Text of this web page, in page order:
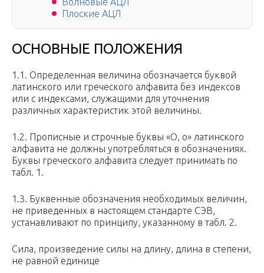
Плоские АЦЛ
ОСНОВНЫЕ ПОЛОЖЕНИЯ
1.1. Определенная величина обозначается буквой
латинского или греческого алфавита без индексов
или с индексами, служащими для уточнения
различных характеристик этой величины.
1.2. Прописные и строчные буквы «О, о» латинского
алфавита не должны употребляться в обозначениях.
Буквы греческого алфавита следует принимать по
табл. 1.
1.3. Буквенные обозначения необходимых величин,
не приведенных в настоящем стандарте СЭВ,
устанавливают по принципу, указанному в табл. 2.
Сила, произведение силы на длину, длина в степени,
не равной единице